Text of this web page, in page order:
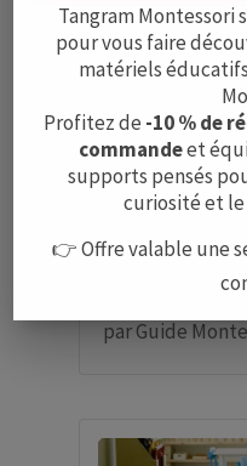
Écoles
parGuide
Tangram Montessori
pour vous faire
matériels
Profitez de -10 % de
commandeet
supports pensés
curiosité et le
👉 Offre valable une